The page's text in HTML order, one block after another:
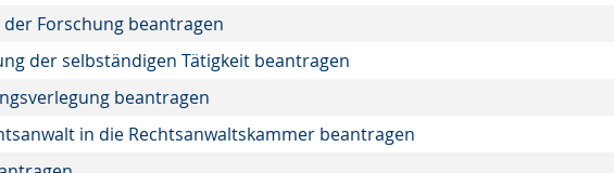
Forschung beantragen
der selbständigen Tätigkeit beantragen
beantragen
in die Rechtsanwaltskammer beantragen